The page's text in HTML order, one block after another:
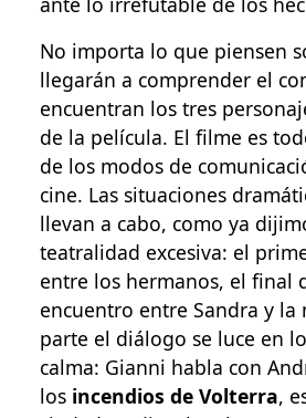
No importa lo que piensen
llegarán a comprender el
encuentran los tres
de la película. El filme es
de los modos de
cine. Las situaciones
llevan a cabo, como ya
teatralidad excesiva: el
entre los hermanos, el final
encuentro entre Sandra y la
parte el diálogo se luce en
calma: Gianni habla con
los incendios de Volterra,